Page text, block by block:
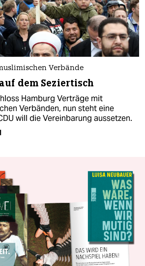
Verbände
dem Seziertisch
Hamburg Verträge mit
Verbänden, nun steht eine
will die Vereinbarung aussetzen.